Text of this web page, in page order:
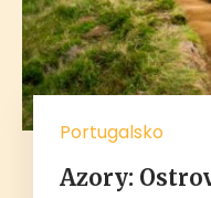
Portugalsko
Azory: